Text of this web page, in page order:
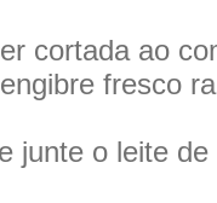
cortada ao
fresco
junte o leite